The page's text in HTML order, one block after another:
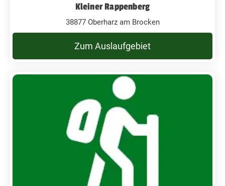
Kleiner Rappenberg
38877 Oberharz am Brocken
Zum Auslaufgebiet